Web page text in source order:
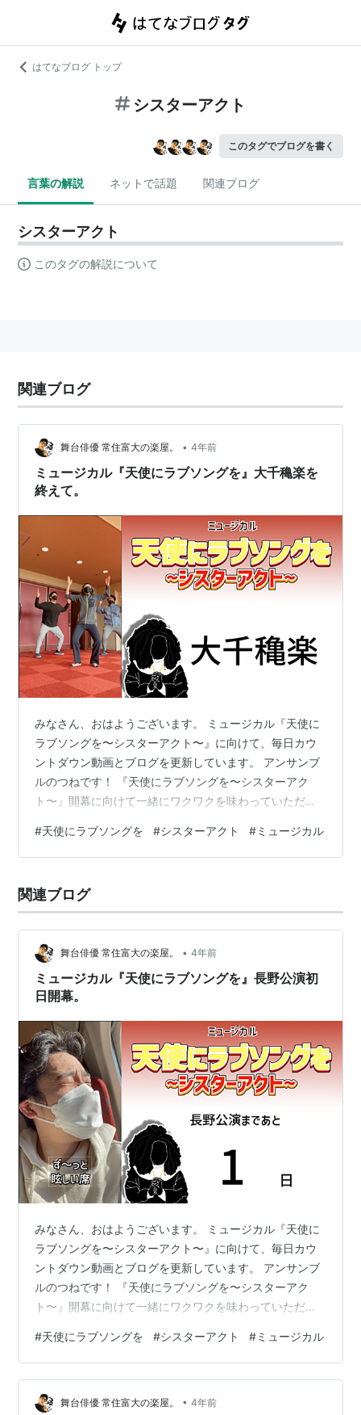
はてなブログ トップ
シスターアクト
このタグでブログを書く
言葉の解説 ネットで話題 関連ブログ
シスターアクト
このタグの解説について
関連ブログ
舞台俳優 常住富大の楽屋。 • 4年前
ミュージカル『天使にラブソングを』大千穐楽を
終えて。
みなさん、おはようございます。 ミュージカル『天使に
ラブソングを〜シスターアクト〜』に向けて、毎日カウ
ントダウン動画とブログを更新しています。 アンサンブ
ルのつねです！ 『天使にラブソングを〜シスターアク
ト〜』開幕に向けて一緒にワクワクを味わっていただけ
いきますね。 スポンサーリンク 2023.1.22の振り返り。
演じた役のご紹介 愛知公演では太川陽介さんの代役をさ
www.youtube.com 昨日の動画をまだ見ていない方はこ
ちらからどうぞ！ 昨日はミュージカル『天使にラブソ
#天使にラブソングを #シスターアクト #ミュージカル
関連ブログ
舞台俳優 常住富大の楽屋。 • 4年前
ミュージカル『天使にラブソングを』長野公演初
日開幕。
みなさん、おはようございます。 ミュージカル『天使に
ラブソングを〜シスターアクト〜』に向けて、毎日カウ
ントダウン動画とブログを更新しています。 アンサンブ
ルのつねです！ 『天使にラブソングを〜シスターアク
ト〜』開幕に向けて一緒にワクワクを味わっていただけ
いきますね。 スポンサーリンク 2023.1.20の振り返り。
まとめ 2023.1.20の振り返り。 www.youtube.com 昨日
の動画をまだ見ていない方はこちらからどうぞ！ 昨日は
待ちに待った最後の地長野公演に向けての移動日でし
#天使にラブソングを #シスターアクト #ミュージカル
舞台俳優 常住富大の楽屋。 • 4年前